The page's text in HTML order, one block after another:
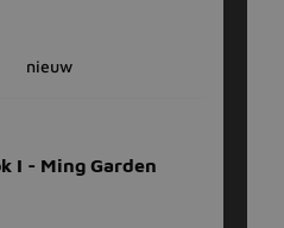
nieuw
I - Ming Garden